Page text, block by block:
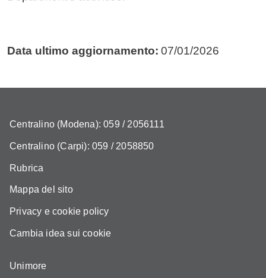
Data ultimo aggiornamento: 07/01/2026
Centralino (Modena): 059 / 2056111
Centralino (Carpi): 059 / 2058850
Rubrica
Mappa del sito
Privacy e cookie policy
Cambia idea sui cookie
Unimore